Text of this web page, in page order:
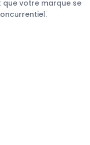
que votre marque se